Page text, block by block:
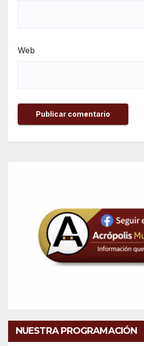
Web
NUESTRA PROGRAMACIÓN